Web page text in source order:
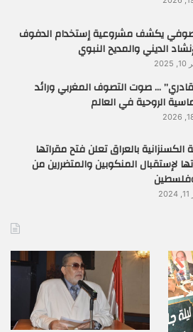
يكشف مشروعية إستخدام الدفوف
الديني والمديح النبوي
… صوت التصوف المغربي ورائد
الروحية في العالم
الكسنزانية بالعراق تعلن فتح مقراتها
لإستقبال المنكوبين والمتضررين من